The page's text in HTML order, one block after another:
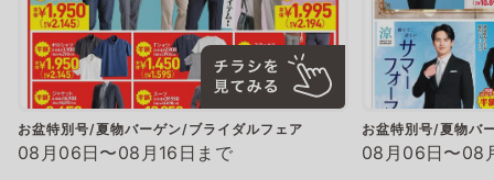
お盆特別号/夏物バーゲン/ブライダルフェア
08月06日〜08月16日まで
お盆特別号/夏物バ
08月06日〜08